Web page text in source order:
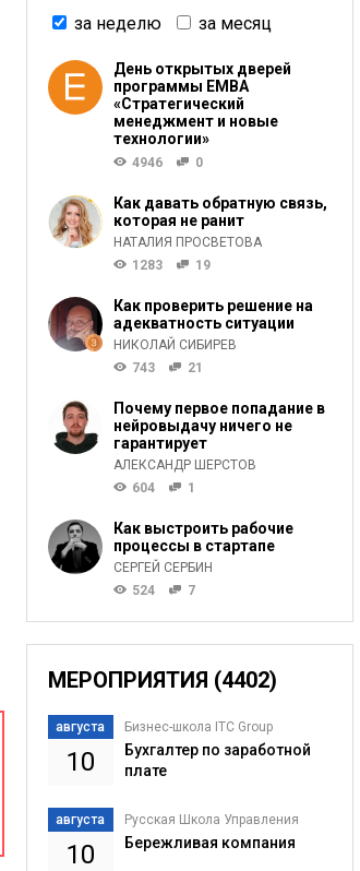
за неделю за месяц
День открытых дверей
программы ЕМВА
«Стратегический
менеджмент и новые
технологии»
4946 0
Как давать обратную связь,
которая не ранит
НАТАЛИЯ ПРОСВЕТОВА
1283
19
Как проверить решение на
адекватность ситуации
НИКОЛАЙ СИБИРЕВ
743
21
Почему первое попадание в
нейровыдачу ничего не
гарантирует
АЛЕКСАНДР ШЕРСТОВ
604
1
Как выстроить рабочие
процессы в стартапе
СЕРГЕЙ СЕРБИН
524
7
МЕРОПРИЯТИЯ (4402)
августа
10
Бизнес-школа ITC Group
Бухгалтер по заработной
плате
августа
10
Русская Школа Управления
Бережливая компания